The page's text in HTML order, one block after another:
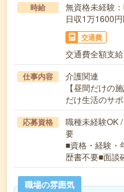
時給
無資格未経験
日収1万1600
交通費
交通費全額支給
仕事内容
介護関連
【昼間だけの
だけ生活のサ
応募資格
職種未経験OK
要
■資格・経験・
歴書不要■面
職場の雰囲気